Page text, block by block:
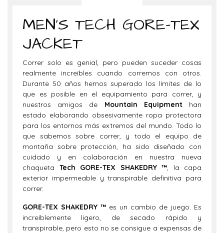
MEN’S TECH GORE-TEX
JACKET
Correr solo es genial, pero pueden suceder cosas
realmente increíbles cuando corremos con otros.
Durante 50 años hemos superado los límites de lo
que es posible en el equipamiento para correr, y
nuestros amigos de Mountain Equipmenthan
estado elaborando obsesivamente ropa protectora
para los entornos más extremos del mundo. Todo lo
que sabemos sobre correr, y todo el equipo de
montaña sobre protección, ha sido diseñado con
cuidado y en colaboración en nuestra nueva
chaqueta Tech GORE-TEX SHAKEDRY ™ , la capa
exterior impermeable y transpirable definitiva para
correr.
GORE-TEX SHAKEDRY ™ es un cambio de juego. Es
increíblemente ligero, de secado rápido y
transpirable, pero esto no se consigue a expensas de